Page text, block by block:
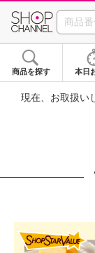
商品を探す 本日
現在、お取扱い